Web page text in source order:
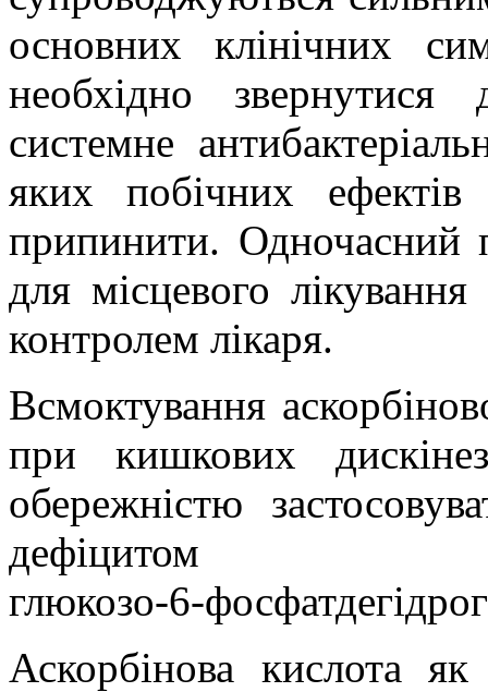
основних клінічних
необхідно
системне
яких побічних
припинити. Одночасний
для місцевого
контролем лікаря.
Всмоктування
при кишкових
обережністю
дефіцитом
глюкозо-6-
Аскорбінова кислота